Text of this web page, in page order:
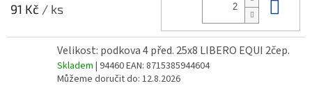
91 Kč / ks
Velikost: podkova 4 před. 25x8 LIBERO EQUI 2čep.
Skladem | 94460EAN: 8715385944604
Můžeme doručit do: 12.8.2026